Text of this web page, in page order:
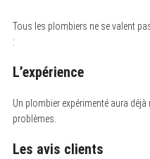
Tous les plombiers ne se valent
:
L’expérience
Un plombier expérimenté aura
problèmes.
Les avis clients